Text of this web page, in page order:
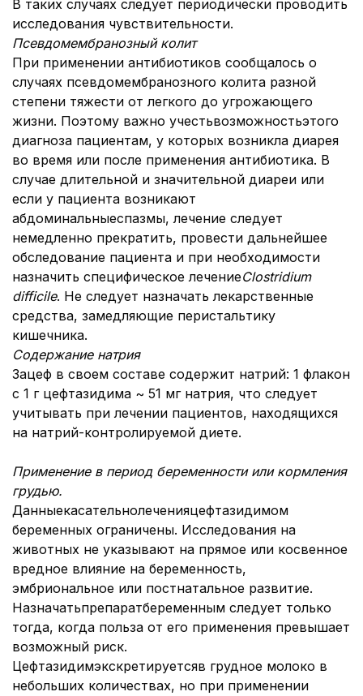
В таких случаях следует периодически проводить
исследования чувствительности.
Псевдомембранозный колит
При применении антибиотиков сообщалось о
случаях псевдомембранозного колита разной
степени тяжести от легкого до угрожающего
жизни. Поэтому важно учестьвозможностьэтого
диагноза пациентам, у которых возникла диарея
во время или после применения антибиотика. В
случае длительной и значительной диареи или
если у пациента возникают
абдоминальныеспазмы, лечение следует
немедленно прекратить, провести дальнейшее
обследование пациента и при необходимости
назначить специфическое лечениеClostridium
difficile. Не следует назначать лекарственные
средства, замедляющие перистальтику
кишечника.
Содержание натрия
Зацеф в своем составе содержит натрий: 1 флакон
с 1 г цефтазидима ~ 51 мг натрия, что следует
учитывать при лечении пациентов, находящихся
на натрий-контролируемой диете.
Применение в период беременности или кормления
грудью.
Данныекасательнолеченияцефтазидимом
беременных ограничены. Исследования на
животных не указывают на прямое или косвенное
вредное влияние на беременность,
эмбриональное или постнатальное развитие.
Назначатьпрепаратбеременным следует только
тогда, когда польза от его применения превышает
возможный риск.
Цефтазидимэкскретируетсяв грудное молоко в
небольших количествах, но при применении